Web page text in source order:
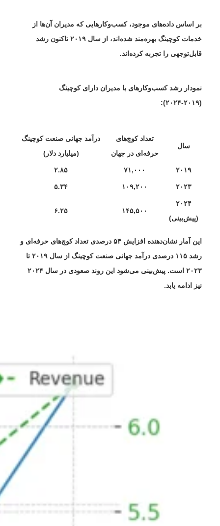
بر اساس داده‌های موجود، کسب‌وکارهایی که مدیران آن‌ها از
خدمات کوچینگ بهره‌مند شده‌اند، از سال ۲۰۱۹ تاکنون رشد
قابل‌توجهی را تجربه کرده‌اند.
نمودار رشد کسب‌وکارهای با مدیران دارای کوچینگ
(۲۰۱۹-۲۰۲۴):
سال
تعداد کوچ‌های
حرفه‌ای در جهان
درآمد جهانی صنعت کوچینگ
(میلیارد دلار)
۲۰۱۹ ۷۱,۰۰۰ ۲.۸۵
۲۰۲۳ ۱۰۹,۲۰۰ ۵.۳۴
۲۰۲۴
(پیش‌بینی)
۱۴۵,۵۰۰ ۶.۲۵
این آمار نشان‌دهنده افزایش ۵۴ درصدی تعداد کوچ‌های حرفه‌ای و
رشد ۱۱۵ درصدی درآمد جهانی صنعت کوچینگ از سال ۲۰۱۹ تا
۲۰۲۳ است. پیش‌بینی می‌شود این روند صعودی در سال ۲۰۲۴
نیز ادامه یابد.